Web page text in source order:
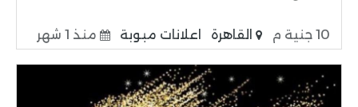
10 جنية م القاهرة اعلانات مبوبة منذ 1 شهر